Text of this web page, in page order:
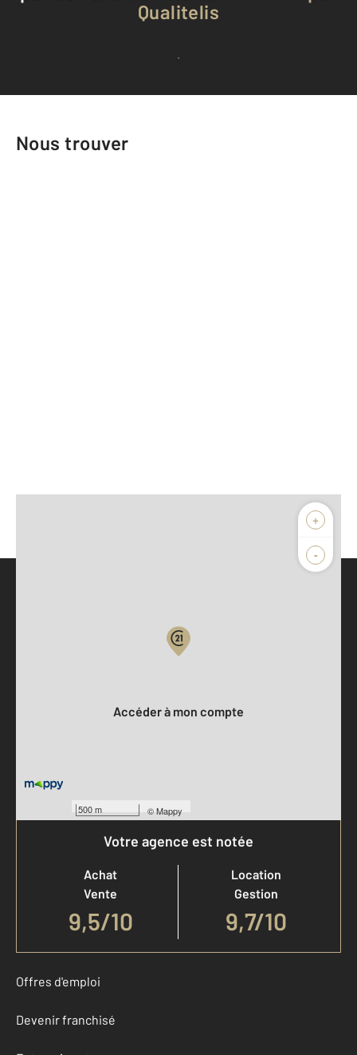
Qualitelis
Voir tous les avis clients
Nous trouver
+
-
500 m ©Mappy
Accéder à mon compte
Votre agence est notée
Achat
Vente
9,5/10
Location
Gestion
9,7/10
Offres d'emploi
Devenir franchisé